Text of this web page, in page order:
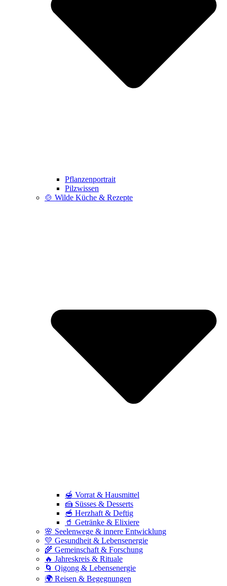
Pflanzenportrait
Pilzwissen
🍲 Wilde Küche & Rezepte
🍯 Vorrat & Hausmittel
🍰 Süsses & Desserts
🥣 Herzhaft & Deftig
🥤 Getränke & Elixiere
🌸 Seelenwege & innere Entwicklung
💛 Gesundheit & Lebensenergie
🌾 Gemeinschaft & Forschung
🔥 Jahreskreis & Rituale
🌀 Qigong & Lebensenergie
🌍 Reisen & Begegnungen